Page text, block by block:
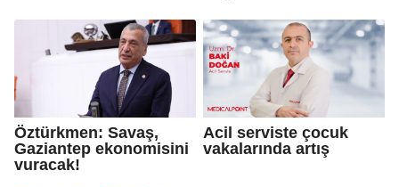
Öztürkmen: Savaş,
Gaziantep ekonomisini
vuracak!
Acil serviste çocuk
vakalarında artış